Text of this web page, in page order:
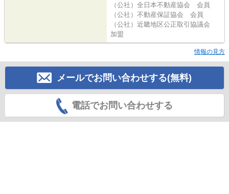
（公社）全日本不動産協会 会員
（公社）不動産保証協会 会員
（公社）近畿地区公正取引協議会
加盟
情報の見方
メールでお問い合わせする(無料)
電話でお問い合わせする